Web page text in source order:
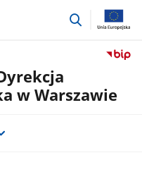
przejdź
w Warszawie